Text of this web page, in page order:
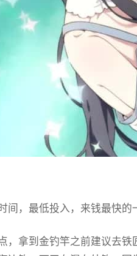
间，最低投入，来钱最快的
，拿到金钓竿之前建议去